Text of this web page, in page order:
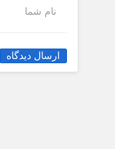
نام شما
ارسال دیدگاه